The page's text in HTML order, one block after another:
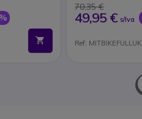
70,35 €
49,95 € s/Iva
Ref: MITBIKEFULLUK